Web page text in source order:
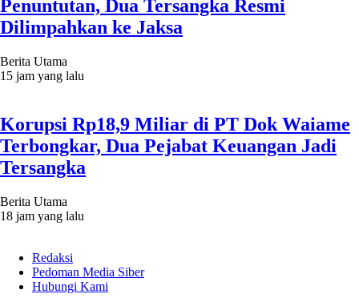
Penuntutan, Dua Tersangka Resmi
Dilimpahkan ke Jaksa
Berita Utama
15 jam yang lalu
Korupsi Rp18,9 Miliar di PT Dok Waiame
Terbongkar, Dua Pejabat Keuangan Jadi
Tersangka
Berita Utama
18 jam yang lalu
Redaksi
Pedoman Media Siber
Hubungi Kami